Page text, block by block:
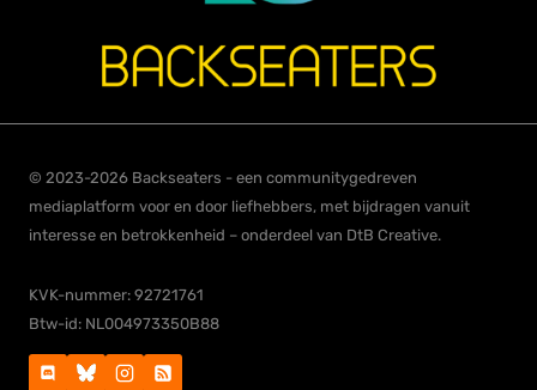
© 2023-2026 Backseaters - een communitygedreven
mediaplatform voor en door liefhebbers, met bijdragen vanuit
interesse en betrokkenheid – onderdeel van DtB Creative.
KVK-nummer: 92721761
Btw-id: NL004973350B88